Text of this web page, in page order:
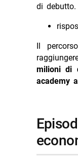
- Diletta
- Michele
di debutto.
Il
milioni di
academy
episodio iv: a new hope, autore e scelte